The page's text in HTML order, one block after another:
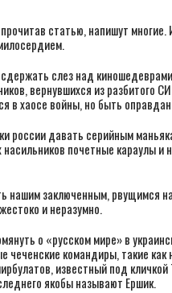
статью, напишут
слез над
вернувшихся из разбитого
в хаосе войны, но быть
россии давать серийным
насильников почетные караулы
нашим заключенным, рвущимся
и неразумно.
о «русском мире» в
чеченские командиры, такие
известный под
якобы называют Ершик.